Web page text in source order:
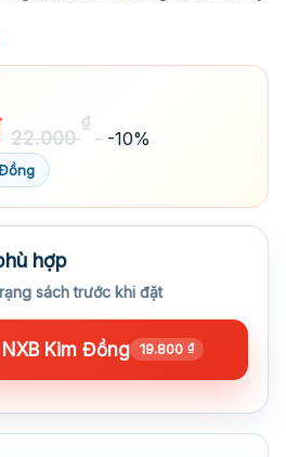
22.000
₫
-10%
hợp
sách trước khi đặt
Kim Đồng 19.800 ₫